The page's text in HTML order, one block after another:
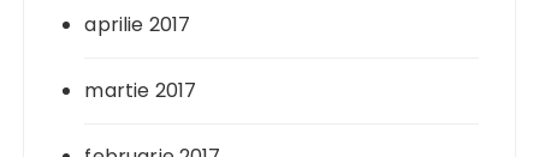
aprilie 2017
martie 2017